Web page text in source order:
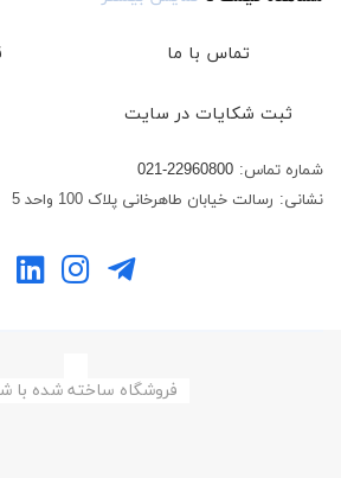
تماس با ما
ثبت شکایات در سایت
شماره تماس: 021-22960800
نشانی: رسالت خیابان طاهرخانی پلاک 100 واحد 5
فروشگاه ساخته شده با